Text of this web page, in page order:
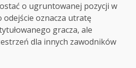
o ugruntowanej pozycji w
odejście oznacza utratę
gracza, ale
dla innych zawodników